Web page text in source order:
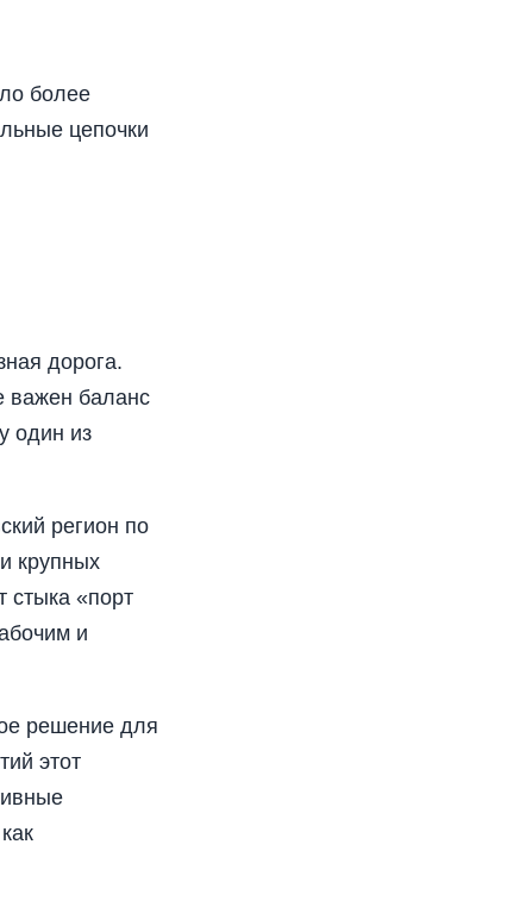
более
цепочки
дорога.
важен баланс
один из
регион по
крупных
стыка «порт
и
решение для
этот